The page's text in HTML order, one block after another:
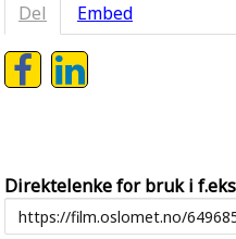
Del Embed
Direktelenke for bruk i